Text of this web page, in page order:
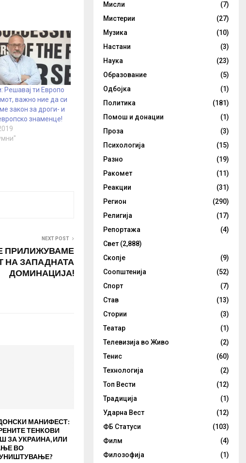
Решавај ти Европо
важно ние да си
закон за дроги- и
знаменце!
NEXT POST
ПРИЛИЖУВАМЕ
НА ЗАПАДНАТА
ДОМИНАЦИЈА!
МАНИФЕСТ:
ТЕНКОВИ
ЗА УКРАИНА, ИЛИ
ВО
Мисли
(7)
Мистерии
(27)
Музика
(10)
Настани
(3)
Наука
(23)
Образование
(5)
Одбојка
(1)
Политика
(181)
Помош и донации
(1)
Проза
(3)
Психологија
(15)
Разно
(19)
Ракомет
(11)
Реакции
(31)
Регион
(290)
Религија
(17)
Репортажа
(4)
Свет (2,888)
Скопје
(9)
Соопштенија
(52)
Спорт
(7)
Став
(13)
Стории
(3)
Театар
(1)
Телевизија во Живо
(2)
Тенис
(60)
Технологија
(2)
Топ Вести
(12)
Традиција
(1)
Ударна Вест
(12)
ФБ Статуси
(103)
Филм
(4)
Филозофија
(1)